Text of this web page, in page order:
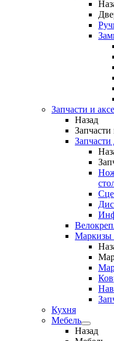
Запчасти и
Назад
Запчасти
Запчасти
Маркизы
Кухня
Мебель
Назад